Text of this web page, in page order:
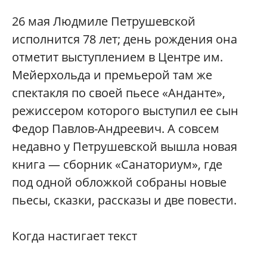
26 мая Людмиле Петрушевской
исполнится 78 лет; день рождения она
отметит выступлением в Центре им.
Мейерхольда и премьерой там же
спектакля по своей пьесе «Анданте»,
режиссером которого выступил ее сын
Федор Павлов-Андреевич. А совсем
недавно у Петрушевской вышла новая
книга — сборник «Санаториум», где
под одной обложкой собраны новые
пьесы, сказки, рассказы и две повести.
Когда настигает текст